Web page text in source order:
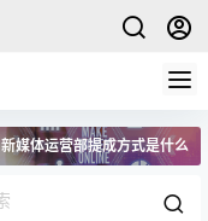
新媒体运营部提成方式是什么